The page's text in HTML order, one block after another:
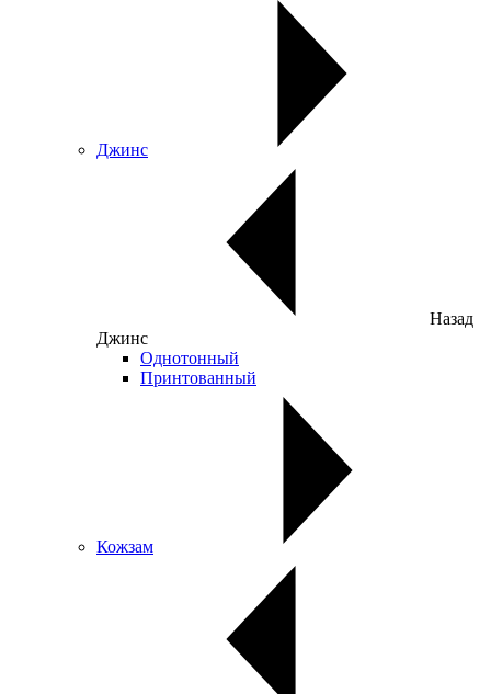
Джинс
Назад
Джинс
Однотонный
Принтованный
Кожзам